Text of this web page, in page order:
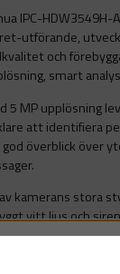
IPC-
utförande,
och
smart
5 MP upplösning
att identifiera
god överblick över
kamerans stora
vitt ljus och
Det gör
dem genom